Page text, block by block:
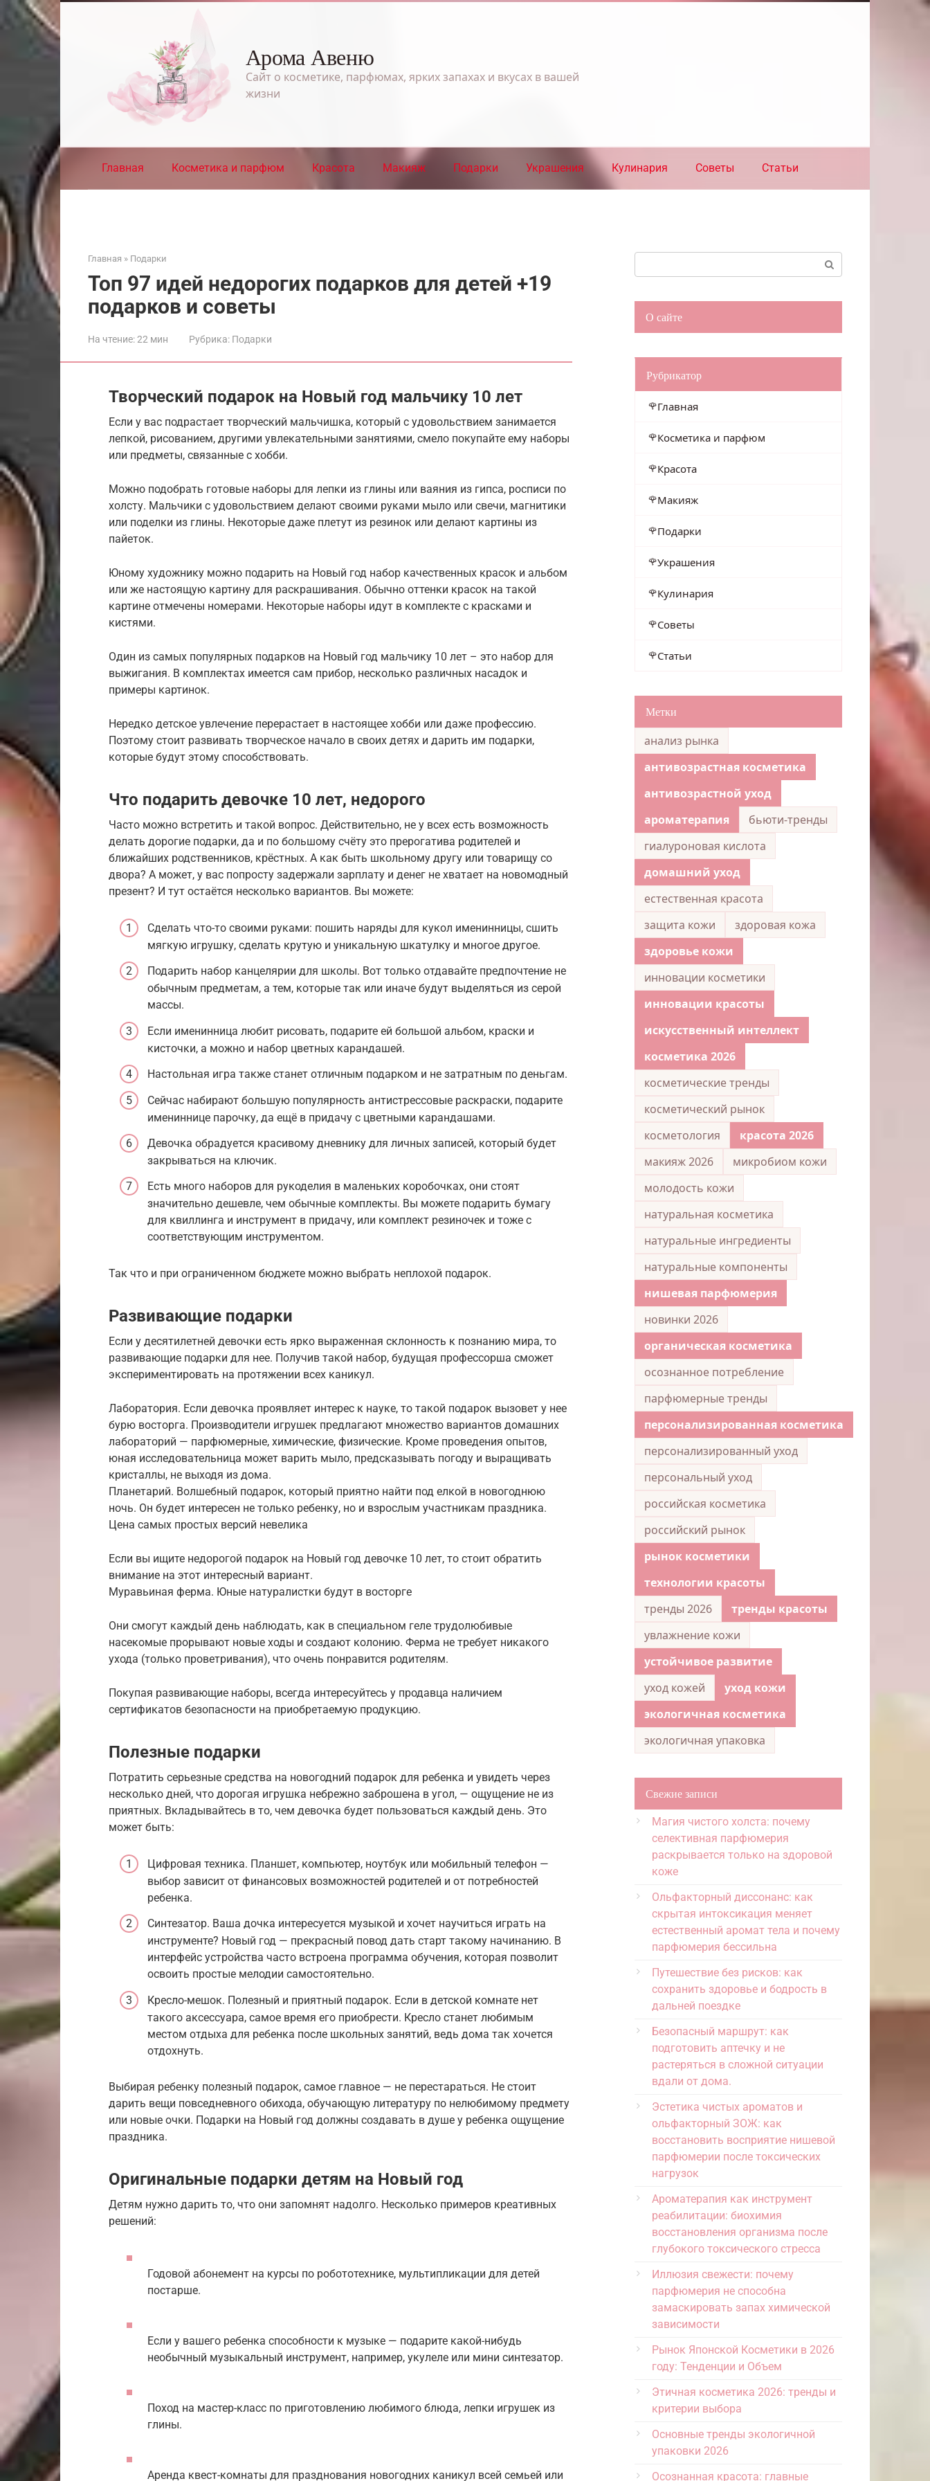
Перейти
к
контенту
Арома Авеню
Сайт о косметике, парфюмах, ярких запахах и вкусах в вашей
жизни
Главная Косметика и парфюм Красота Макияж Подарки Украшения Кулинария Советы Статьи
Главная » Подарки
Топ 97 идей недорогих подарков для детей +19
подарков и советы
На чтение:22 мин Рубрика: Подарки
Творческий подарок на Новый год мальчику 10 лет
Если у вас подрастает творческий мальчишка, который с удовольствием занимается
лепкой, рисованием, другими увлекательными занятиями, смело покупайте ему наборы
или предметы, связанные с хобби.
Можно подобрать готовые наборы для лепки из глины или ваяния из гипса, росписи по
холсту. Мальчики с удовольствием делают своими руками мыло или свечи, магнитики
или поделки из глины. Некоторые даже плетут из резинок или делают картины из
пайеток.
Юному художнику можно подарить на Новый год набор качественных красок и альбом
или же настоящую картину для раскрашивания. Обычно оттенки красок на такой
картине отмечены номерами. Некоторые наборы идут в комплекте с красками и
кистями.
Один из самых популярных подарков на Новый год мальчику 10 лет – это набор для
выжигания. В комплектах имеется сам прибор, несколько различных насадок и
примеры картинок.
Нередко детское увлечение перерастает в настоящее хобби или даже профессию.
Поэтому стоит развивать творческое начало в своих детях и дарить им подарки,
которые будут этому способствовать.
Что подарить девочке 10 лет, недорого
Часто можно встретить и такой вопрос. Действительно, не у всех есть возможность
делать дорогие подарки, да и по большому счёту это прерогатива родителей и
ближайших родственников, крёстных. А как быть школьному другу или товарищу со
двора? А может, у вас попросту задержали зарплату и денег не хватает на новомодный
презент? И тут остаётся несколько вариантов. Вы можете:
Сделать что-то своими руками: пошить наряды для кукол именинницы, сшить
мягкую игрушку, сделать крутую и уникальную шкатулку и многое другое.
Подарить набор канцелярии для школы. Вот только отдавайте предпочтение не
обычным предметам, а тем, которые так или иначе будут выделяться из серой
массы.
Если именинница любит рисовать, подарите ей большой альбом, краски и
кисточки, а можно и набор цветных карандашей.
Настольная игра также станет отличным подарком и не затратным по деньгам.
Сейчас набирают большую популярность антистрессовые раскраски, подарите
имениннице парочку, да ещё в придачу с цветными карандашами.
Девочка обрадуется красивому дневнику для личных записей, который будет
закрываться на ключик.
Есть много наборов для рукоделия в маленьких коробочках, они стоят
значительно дешевле, чем обычные комплекты. Вы можете подарить бумагу
для квиллинга и инструмент в придачу, или комплект резиночек и тоже с
соответствующим инструментом.
Так что и при ограниченном бюджете можно выбрать неплохой подарок.
Развивающие подарки
Если у десятилетней девочки есть ярко выраженная склонность к познанию мира, то
развивающие подарки для нее. Получив такой набор, будущая профессорша сможет
экспериментировать на протяжении всех каникул.
Лаборатория. Если девочка проявляет интерес к науке, то такой подарок вызовет у нее
бурю восторга. Производители игрушек предлагают множество вариантов домашних
лабораторий — парфюмерные, химические, физические. Кроме проведения опытов,
юная исследовательница может варить мыло, предсказывать погоду и выращивать
кристаллы, не выходя из дома.
Планетарий. Волшебный подарок, который приятно найти под елкой в новогоднюю
ночь. Он будет интересен не только ребенку, но и взрослым участникам праздника.
Цена самых простых версий невелика
Если вы ищите недорогой подарок на Новый год девочке 10 лет, то стоит обратить
внимание на этот интересный вариант.
Муравьиная ферма. Юные натуралистки будут в восторге
Они смогут каждый день наблюдать, как в специальном геле трудолюбивые
насекомые прорывают новые ходы и создают колонию. Ферма не требует никакого
ухода (только проветривания), что очень понравится родителям.
Покупая развивающие наборы, всегда интересуйтесь у продавца наличием
сертификатов безопасности на приобретаемую продукцию.
Полезные подарки
Потратить серьезные средства на новогодний подарок для ребенка и увидеть через
несколько дней, что дорогая игрушка небрежно заброшена в угол, — ощущение не из
приятных. Вкладывайтесь в то, чем девочка будет пользоваться каждый день. Это
может быть:
Цифровая техника. Планшет, компьютер, ноутбук или мобильный телефон —
выбор зависит от финансовых возможностей родителей и от потребностей
ребенка.
Синтезатор. Ваша дочка интересуется музыкой и хочет научиться играть на
инструменте? Новый год — прекрасный повод дать старт такому начинанию. В
интерфейс устройства часто встроена программа обучения, которая позволит
освоить простые мелодии самостоятельно.
Кресло-мешок. Полезный и приятный подарок. Если в детской комнате нет
такого аксессуара, самое время его приобрести. Кресло станет любимым
местом отдыха для ребенка после школьных занятий, ведь дома так хочется
отдохнуть.
Выбирая ребенку полезный подарок, самое главное — не перестараться. Не стоит
дарить вещи повседневного обихода, обучающую литературу по нелюбимому предмету
или новые очки. Подарки на Новый год должны создавать в душе у ребенка ощущение
праздника.
Оригинальные подарки детям на Новый год
Детям нужно дарить то, что они запомнят надолго. Несколько примеров креативных
решений:
Годовой абонемент на курсы по робототехнике, мультипликации для детей
постарше.
Если у вашего ребенка способности к музыке — подарите какой-нибудь
необычный музыкальный инструмент, например, укулеле или мини синтезатор.
Поход на мастер-класс по приготовлению любимого блюда, лепки игрушек из
глины.
Аренда квест-комнаты для празднования новогодних каникул всей семьей или
О сайте
Рубрикатор
Главная
Косметика и парфюм
Красота
Макияж
Подарки
Украшения
Кулинария
Советы
Статьи
Метки
анализ рынка
антивозрастная косметика
антивозрастной уход
ароматерапия
бьюти-тренды
гиалуроновая кислота
домашний уход
естественная красота
защита кожи
здоровая кожа
здоровье кожи
инновации косметики
инновации красоты
искусственный интеллект
косметика 2026
косметические тренды
косметический рынок
косметология
красота 2026
макияж 2026
микробиом кожи
молодость кожи
натуральная косметика
натуральные ингредиенты
натуральные компоненты
нишевая парфюмерия
новинки 2026
органическая косметика
осознанное потребление
парфюмерные тренды
персонализированная косметика
персонализированный уход
персональный уход
российская косметика
российский рынок
рынок косметики
технологии красоты
тренды 2026
тренды красоты
увлажнение кожи
устойчивое развитие
уход кожей
уход кожи
экологичная косметика
экологичная упаковка
Свежие записи
Магия чистого холста: почему
селективная парфюмерия
раскрывается только на здоровой
коже
Ольфакторный диссонанс: как
скрытая интоксикация меняет
естественный аромат тела и почему
парфюмерия бессильна
Путешествие без рисков: как
сохранить здоровье и бодрость в
дальней поездке
Безопасный маршрут: как
подготовить аптечку и не
растеряться в сложной ситуации
вдали от дома.
Эстетика чистых ароматов и
ольфакторный ЗОЖ: как
восстановить восприятие нишевой
парфюмерии после токсических
нагрузок
Ароматерапия как инструмент
реабилитации: биохимия
восстановления организма после
глубокого токсического стресса
Иллюзия свежести: почему
парфюмерия не способна
замаскировать запах химической
зависимости
Рынок Японской Косметики в 2026
году: Тенденции и Объем
Этичная косметика 2026: тренды и
критерии выбора
Основные тренды экологичной
упаковки 2026
Осознанная красота: главные